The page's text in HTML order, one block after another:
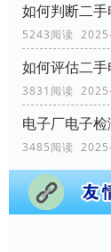
如何判断二
5243阅读
如何评估二
3831阅读
电子厂电子
3485阅读